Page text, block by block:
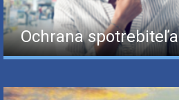
Ochrana spotrebiteľa